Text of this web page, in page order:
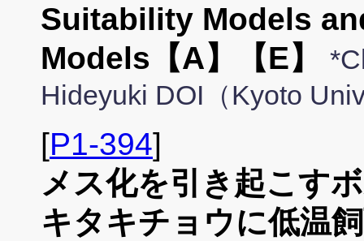
Suitability Models
Models【A】【E】
Hideyuki DOI（Kyoto
[P1-394]
メス化を引き起こす
キタキチョウに低温